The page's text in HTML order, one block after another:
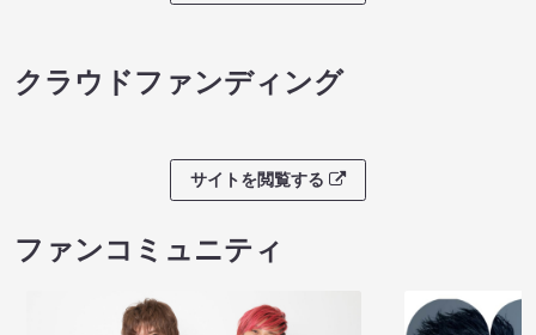
クラウドファンディング
サイトを閲覧する
ファンコミュニティ